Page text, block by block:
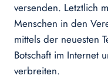
versenden. Letztlich
Menschen in den
mittels der neuesten
Botschaft im Internet
verbreiten.